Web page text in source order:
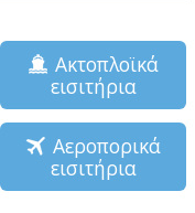
Ακτοπλοϊκά
εισιτήρια
Αεροπορικά
εισιτήρια